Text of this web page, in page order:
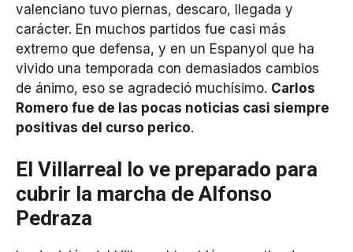
valenciano tuvo piernas, descaro, llegada y
carácter. En muchos partidos fue casi más
extremo que defensa, y en un Espanyol que ha
vivido una temporada con demasiados cambios
de ánimo, eso se agradeció muchísimo. Carlos
Romero fue de las pocas noticias casi siempre
positivas del curso perico.
El Villarreal lo ve preparado para
cubrir la marcha de Alfonso
Pedraza